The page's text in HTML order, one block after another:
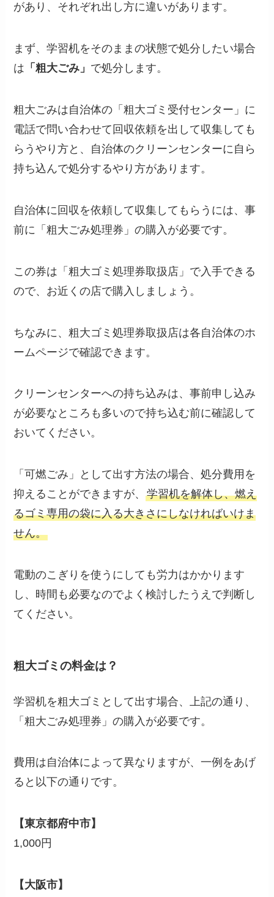
があり、それぞれ出し方に違いがあります。
まず、学習机をそのままの状態で処分したい場合
は 「粗大ごみ」 で処分します。
粗大ごみは自治体の「粗大ゴミ受付センター」に
電話で問い合わせて回収依頼を出して収集しても
らうやり方と、自治体のクリーンセンターに自ら
持ち込んで処分するやり方があります。
自治体に回収を依頼して収集してもらうには、事
前に「粗大ごみ処理券」の購入が必要です。
この券は「粗大ゴミ処理券取扱店」で入手できる
ので、お近くの店で購入しましょう。
ちなみに、粗大ゴミ処理券取扱店は各自治体のホ
ームページで確認できます。
クリーンセンターへの持ち込みは、事前申し込み
が必要なところも多いので持ち込む前に確認して
おいてください。
「可燃ごみ」として出す方法の場合、処分費用を
抑えることができますが、学習机を解体し、燃え
るゴミ専用の袋に入る大きさにしなければいけま
せん。
電動のこぎりを使うにしても労力はかかります
し、時間も必要なのでよく検討したうえで判断し
てください。
粗大ゴミの料金は？
学習机を粗大ゴミとして出す場合、上記の通り、
「粗大ごみ処理券」の購入が必要です。
費用は自治体によって異なりますが、一例をあげ
ると以下の通りです。
【東京都府中市】
1,000円
【大阪市】